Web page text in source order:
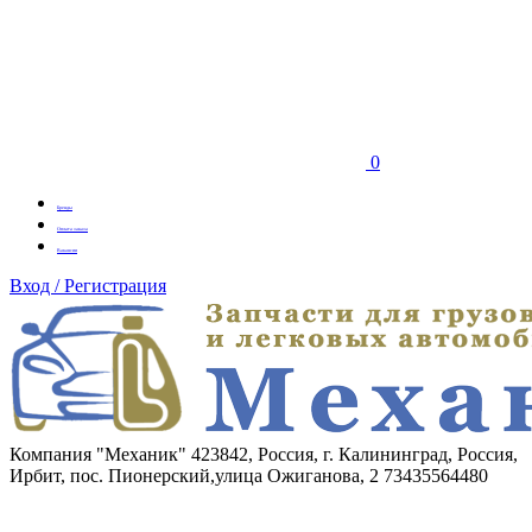
0
Бренды
Оплата заказа
Вакансии
Вход / Регистрация
Компания "Механик" 423842, Россия, г. Калининград, Россия,
Ирбит, пос. Пионерский,улица Ожиганова, 2 73435564480